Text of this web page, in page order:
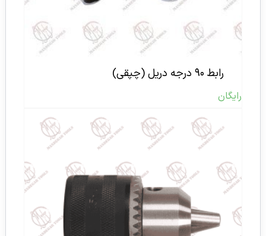
رابط ۹۰ درجه دریل (چپقی)
رایگان